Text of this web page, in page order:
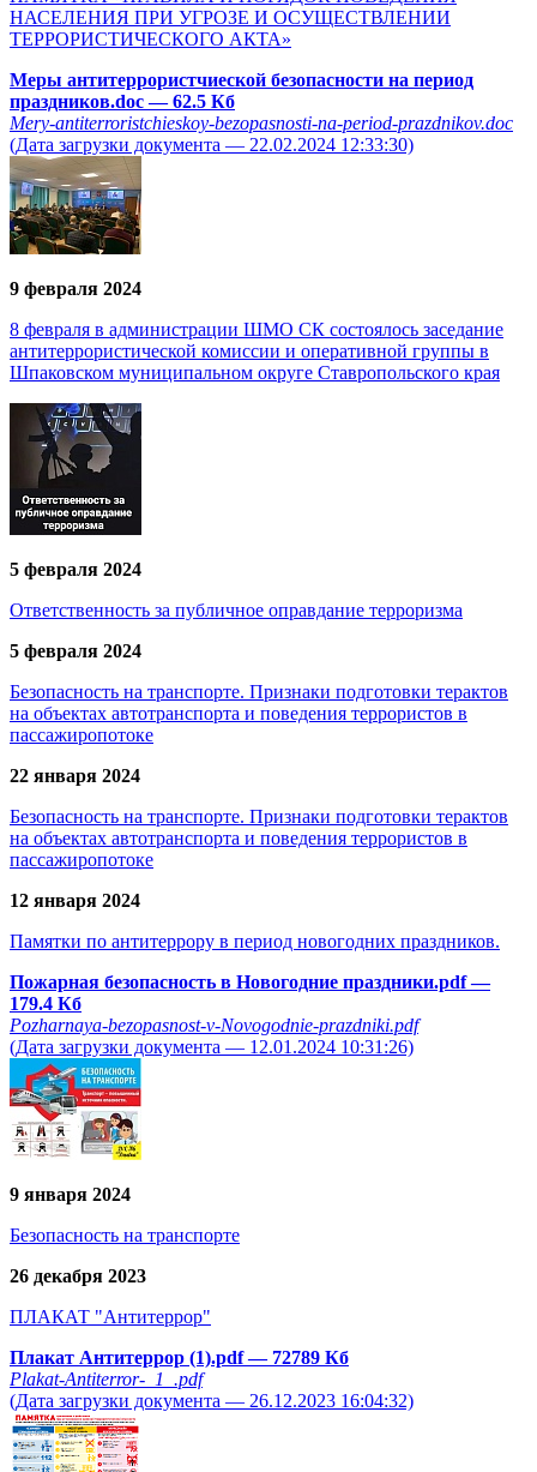
НАСЕЛЕНИЯ ПРИ УГРОЗЕ И ОСУЩЕСТВЛЕНИИ
ТЕРРОРИСТИЧЕСКОГО АКТА»
Меры антитеррористчиеской безопасности на период
праздников.doc— 62.5 Кб
Mery-antiterroristchieskoy-bezopasnosti-na-period-prazdnikov.doc
(Дата загрузки документа — 22.02.2024 12:33:30)
9 февраля 2024
8 февраля в администрации ШМО СК состоялось заседание
антитеррористической комиссии и оперативной группы в
Шпаковском муниципальном округе Ставропольского края
5 февраля 2024
Ответственность за публичное оправдание терроризма
5 февраля 2024
Безопасность на транспорте. Признаки подготовки терактов
на объектах автотранспорта и поведения террористов в
пассажиропотоке
22 января 2024
Безопасность на транспорте. Признаки подготовки терактов
на объектах автотранспорта и поведения террористов в
пассажиропотоке
12 января 2024
Памятки по антитеррору в период новогодних праздников.
Пожарная безопасность в Новогодние праздники.pdf—
179.4 Кб
Pozharnaya-bezopasnost-v-Novogodnie-prazdniki.pdf
(Дата загрузки документа — 12.01.2024 10:31:26)
9 января 2024
Безопасность на транспорте
26 декабря 2023
ПЛАКАТ "Антитеррор"
Плакат Антитеррор (1).pdf— 72789 Кб
Plakat-Antiterror-_1_.pdf
(Дата загрузки документа — 26.12.2023 16:04:32)